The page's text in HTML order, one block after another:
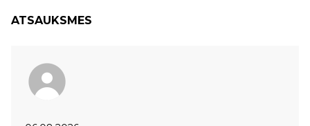
ATSAUKSMES